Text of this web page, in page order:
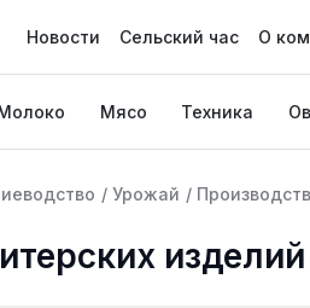
Новости Сельский час О
Мясо Техника
/ Урожай /
изделий